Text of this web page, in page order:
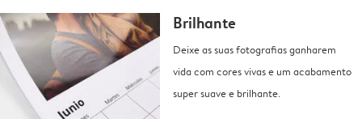
Brilhante
Deixe as suas fotografias ganharem
vida com cores vivas e um acabamento
super suave e brilhante.